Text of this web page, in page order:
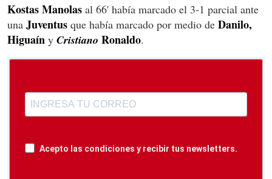
Kostas Manolas al 66' había marcado el 3-1 parcial ante
una Juventus que había marcado por medio de Danilo,
Higuaín y Cristiano Ronaldo.
Acepto las condiciones y recibir tus newsletters.